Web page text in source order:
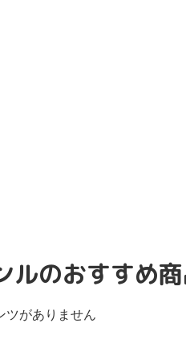
ルのおすすめ
ツがありません